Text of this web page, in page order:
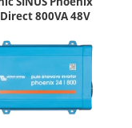
800VA 48V